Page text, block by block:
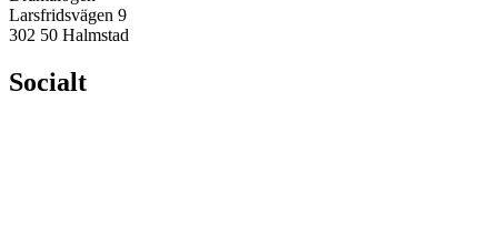
Larsfridsvägen 9
302 50 Halmstad
Socialt